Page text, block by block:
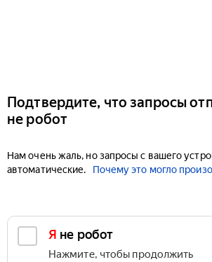
Подтвердите, что запросы
не робот
Нам очень жаль, но запросы с вашего
автоматические.
Почему это могло
Я не робот
Нажмите, чтобы продолжить